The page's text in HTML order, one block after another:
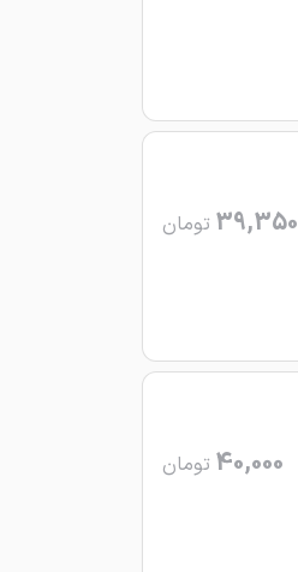
39,350 تومان
40,000 تومان